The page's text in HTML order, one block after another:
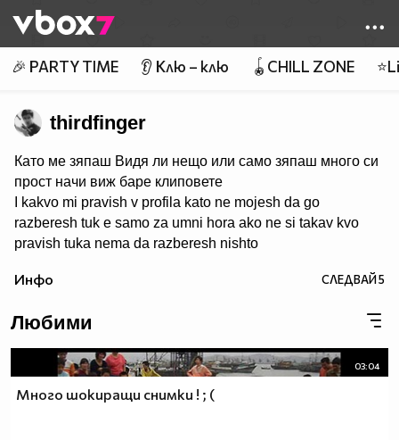
👾
🎉 PARTY TIME 👂 Клю – клю 🪀CHILL ZONE
thirdfinger
Като ме зяпаш Видя ли нещо или само зяпаш много си
прост начи виж баре клиповете
I kakvo mi pravish v profila kato ne mojesh da go
razberesh tuk e samo za umni hora ako ne si takav kvo
pravish tuka nema da razberesh nishto
Инфо СЛЕДВАЙ5
Любими
03:04
Много шокиращи снимки ! ; (